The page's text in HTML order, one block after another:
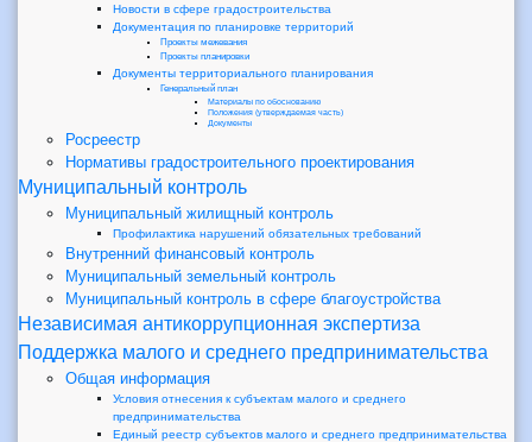
Новости в сфере градостроительства
Документация по планировке территорий
Проекты межевания
Проекты планировки
Документы территориального планирования
Генеральный план
Материалы по обоснованию
Положения (утверждаемая часть)
Документы
Росреестр
Нормативы градостроительного проектирования
Муниципальный контроль
Муниципальный жилищный контроль
Профилактика нарушений обязательных требований
Внутренний финансовый контроль
Муниципальный земельный контроль
Муниципальный контроль в сфере благоустройства
Независимая антикоррупционная экспертиза
Поддержка малого и среднего предпринимательства
Общая информация
Условия отнесения к субъектам малого и среднего
предпринимательства
Единый реестр субъектов малого и среднего предпринимательства